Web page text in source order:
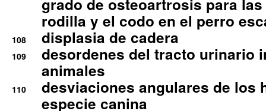
grado de osteoartrosis para
rodilla y el codo en el perro
108 displasia de cadera
109
desordenes del tracto urinario
animales
110
desviaciones angulares de los
especie canina